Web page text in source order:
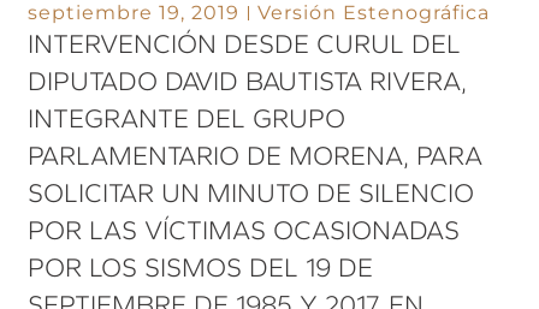
septiembre 19, 2019 Versión Estenográfica
INTERVENCIÓN DESDE CURUL DEL
DIPUTADO DAVID BAUTISTA RIVERA,
INTEGRANTE DEL GRUPO
PARLAMENTARIO DE MORENA, PARA
SOLICITAR UN MINUTO DE SILENCIO
POR LAS VÍCTIMAS OCASIONADAS
POR LOS SISMOS DEL 19 DE